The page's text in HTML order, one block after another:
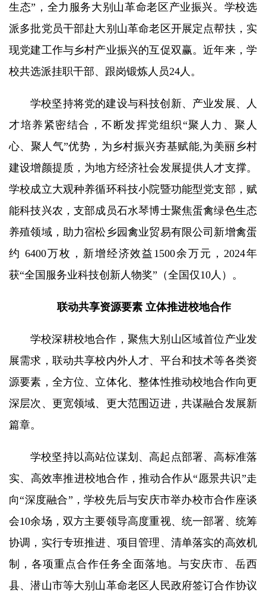
生态”，全力服务大别山革命老区产业振兴。学校选
派多批党员干部赴大别山革命老区开展定点帮扶，实
现党建工作与乡村产业振兴的互促双赢。近年来，学
校共选派挂职干部、跟岗锻炼人员24人。
学校坚持将党的建设与科技创新、产业发展、人
才培养紧密结合，不断发挥党组织“聚人力、聚人
心、聚人气”优势，为乡村振兴夯基赋能,为美丽乡村
建设增颜提质，为地方经济社会发展提供人才支撑。
学校成立大观种养循环科技小院暨功能型党支部，赋
能科技兴农，支部成员石水琴博士聚焦蛋禽绿色生态
养殖领域，助力宿松乡园禽业贸易有限公司新增禽蛋
约 6400万枚，新增经济效益1500余万元，2024年
获“全国服务业科技创新人物奖”（全国仅10人）。
联动共享资源要素 立体推进校地合作
学校深耕校地合作，聚焦大别山区域首位产业发
展需求，联动共享校内外人才、平台和技术等各类资
源要素，全方位、立体化、整体性推动校地合作向更
深层次、更宽领域、更大范围迈进，共谋融合发展新
篇章。
学校坚持以高站位谋划、高起点部署、高标准落
实、高效率推进校地合作，推动合作从“愿景共识”走
向“深度融合”，学校先后与安庆市举办校市合作座谈
会10余场，双方主要领导高度重视、统一部署、统筹
协调，实行专班推进、项目管理、清单落实的高效机
制，各项重点合作任务全面落地。与安庆市、岳西
县、潜山市等大别山革命老区人民政府签订合作协议